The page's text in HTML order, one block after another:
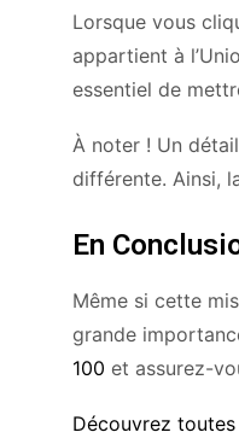
Lorsque vous
appartient à
essentiel de
À noter ! Un
différente. Ainsi,
En
Même si cette
grande
100 et assurez-
Découvrez